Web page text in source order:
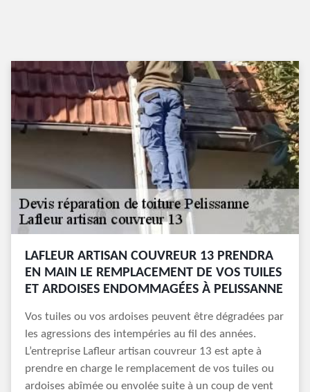
LAFLEUR ARTISAN COUVREUR 13 PRENDRA
EN MAIN LE REMPLACEMENT DE VOS TUILES
ET ARDOISES ENDOMMAGÉES À PELISSANNE
Vos tuiles ou vos ardoises peuvent être dégradées par
les agressions des intempéries au fil des années.
L’entreprise Lafleur artisan couvreur 13 est apte à
prendre en charge le remplacement de vos tuiles ou
ardoises abîmée ou envolée suite à un coup de vent